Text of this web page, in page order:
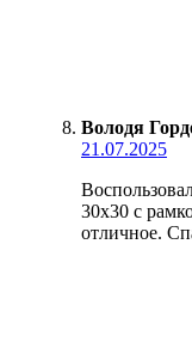
Володя
21.07.2025
30х30 с
отличное.